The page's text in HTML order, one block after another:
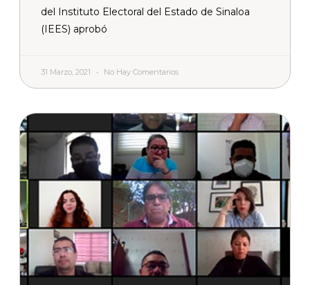
del Instituto Electoral del Estado de Sinaloa
(IEES) aprobó
31 Marzo, 2021 No Hay Comentarios